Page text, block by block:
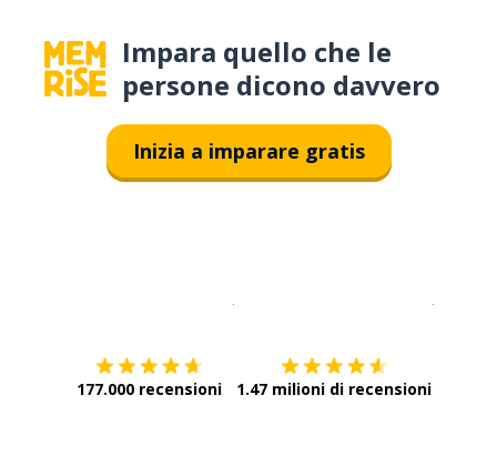
Impara quello che le
persone dicono davvero
Inizia a imparare gratis
177.000 recensioni 1.47 milioni di recensioni